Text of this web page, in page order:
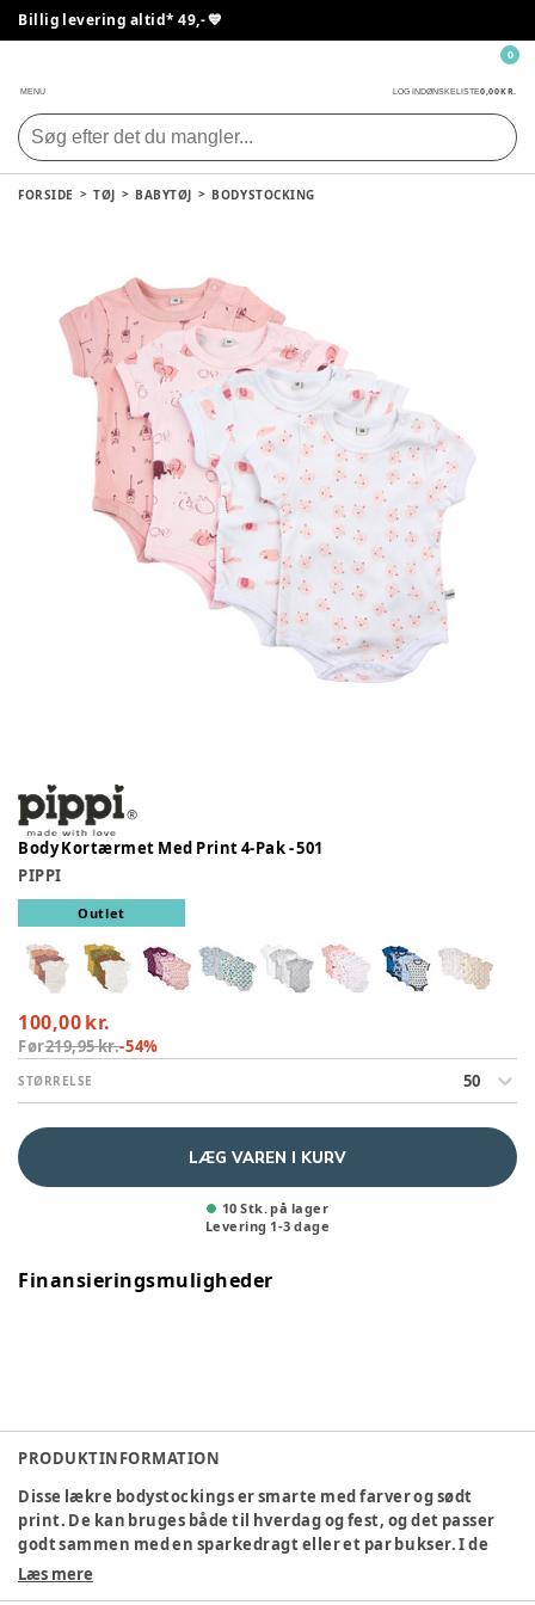
Billig levering altid* 49,- 💙
MENU LOG INDØNSKELISTE0,00 KR.
0
FORSIDE TØJ BABYTØJ BODYSTOCKING
Body Kortærmet Med Print 4-Pak - 501
PIPPI
Outlet
100,00 kr.
Før219,95 kr.-54%
STØRRELSE 50
LÆG VAREN I KURV
10 Stk. på lager
Levering 1-3 dage
Finansieringsmuligheder
PRODUKTINFORMATION
Disse lækre bodystockings er smarte med farver og sødt
print. De kan bruges både til hverdag og fest, og det passer
godt sammen med en sparkedragt eller et par bukser. I de
kolde tider er de også gode som undertøj, for at holde
Læs mere